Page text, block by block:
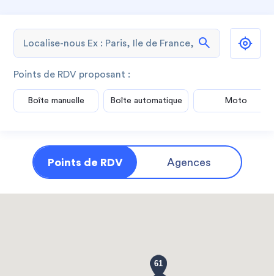
search
Points de RDV proposant :
Boîte manuelle Boîte automatique Moto
Points de RDV Agences
61